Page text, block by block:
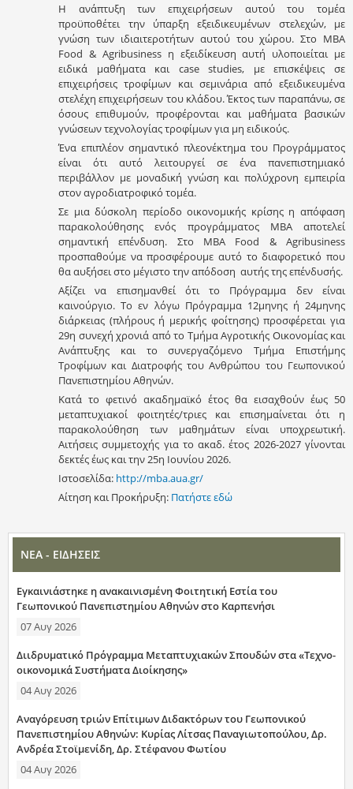
Η ανάπτυξη των επιχειρήσεων αυτού του τομέα
προϋποθέτει την ύπαρξη εξειδικευμένων στελεχών, με
γνώση των ιδιαιτεροτήτων αυτού του χώρου. Στο ΜΒΑ
Food & Agribusiness η εξειδίκευση αυτή υλοποιείται με
ειδικά μαθήματα και case studies, με επισκέψεις σε
επιχειρήσεις τροφίμων και σεμινάρια από εξειδικευμένα
στελέχη επιχειρήσεων του κλάδου. Έκτος των παραπάνω, σε
όσους επιθυμούν, προφέρονται και μαθήματα βασικών
γνώσεων τεχνολογίας τροφίμων για μη ειδικούς.
Ένα επιπλέον σημαντικό πλεονέκτημα του Προγράμματος
είναι ότι αυτό λειτουργεί σε ένα πανεπιστημιακό
περιβάλλον με μοναδική γνώση και πολύχρονη εμπειρία
στον αγροδιατροφικό τομέα.
Σε μια δύσκολη περίοδο οικονομικής κρίσης η απόφαση
παρακολούθησης ενός προγράμματος ΜΒΑ αποτελεί
σημαντική επένδυση. Στο ΜΒΑ Food & Agribusiness
προσπαθούμε να προσφέρουμε αυτό το διαφορετικό που
θα αυξήσει στο μέγιστο την απόδοση αυτής της επένδυσής.
Αξίζει να επισημανθεί ότι το Πρόγραμμα δεν είναι
καινούργιο. Το εν λόγω Πρόγραμμα 12μηνης ή 24μηνης
διάρκειας (πλήρους ή μερικής φοίτησης) προσφέρεται για
29η συνεχή χρονιά από το Τμήμα Αγροτικής Οικονομίας και
Ανάπτυξης και το συνεργαζόμενο Τμήμα Επιστήμης
Τροφίμων και Διατροφής του Ανθρώπου του Γεωπονικού
Πανεπιστημίου Αθηνών.
Κατά το φετινό ακαδημαϊκό έτος θα εισαχθούν έως 50
μεταπτυχιακοί φοιτητές/τριες και επισημαίνεται ότι η
παρακολούθηση των μαθημάτων είναι υποχρεωτική.
Αιτήσεις συμμετοχής για το ακαδ. έτος 2026-2027 γίνονται
δεκτές έως και την 25η Ιουνίου 2026.
Ιστοσελίδα: http://mba.aua.gr/
Αίτηση και Προκήρυξη: Πατήστε εδώ
ΝΕΑ - ΕΙΔΗΣΕΙΣ
Εγκαινιάστηκε η ανακαινισμένη Φοιτητική Εστία του
Γεωπονικού Πανεπιστημίου Αθηνών στο Καρπενήσι
07 Αυγ 2026
Διιδρυματικό Πρόγραμμα Μεταπτυχιακών Σπουδών στα «Τεχνο-
οικονομικά Συστήματα Διοίκησης»
04 Αυγ 2026
Αναγόρευση τριών Επίτιμων Διδακτόρων του Γεωπονικού
Πανεπιστημίου Αθηνών: Κυρίας Λίτσας Παναγιωτοπούλου, Δρ.
Ανδρέα Στοϊμενίδη, Δρ. Στέφανου Φωτίου
04 Αυγ 2026